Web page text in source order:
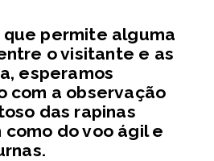
que permite alguma
o visitante e as
esperamos
com a observação
das rapinas
do voo ágil e